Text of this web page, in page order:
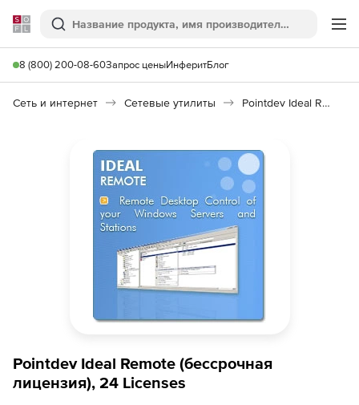
Softline
Поиск
8 (800) 200-08-60Запрос ценыИнферитБлог
Сеть и интернет Сетевые утилиты Pointdev Ideal Remote
Pointdev Ideal Remote (бессрочная
лицензия), 24 Licenses